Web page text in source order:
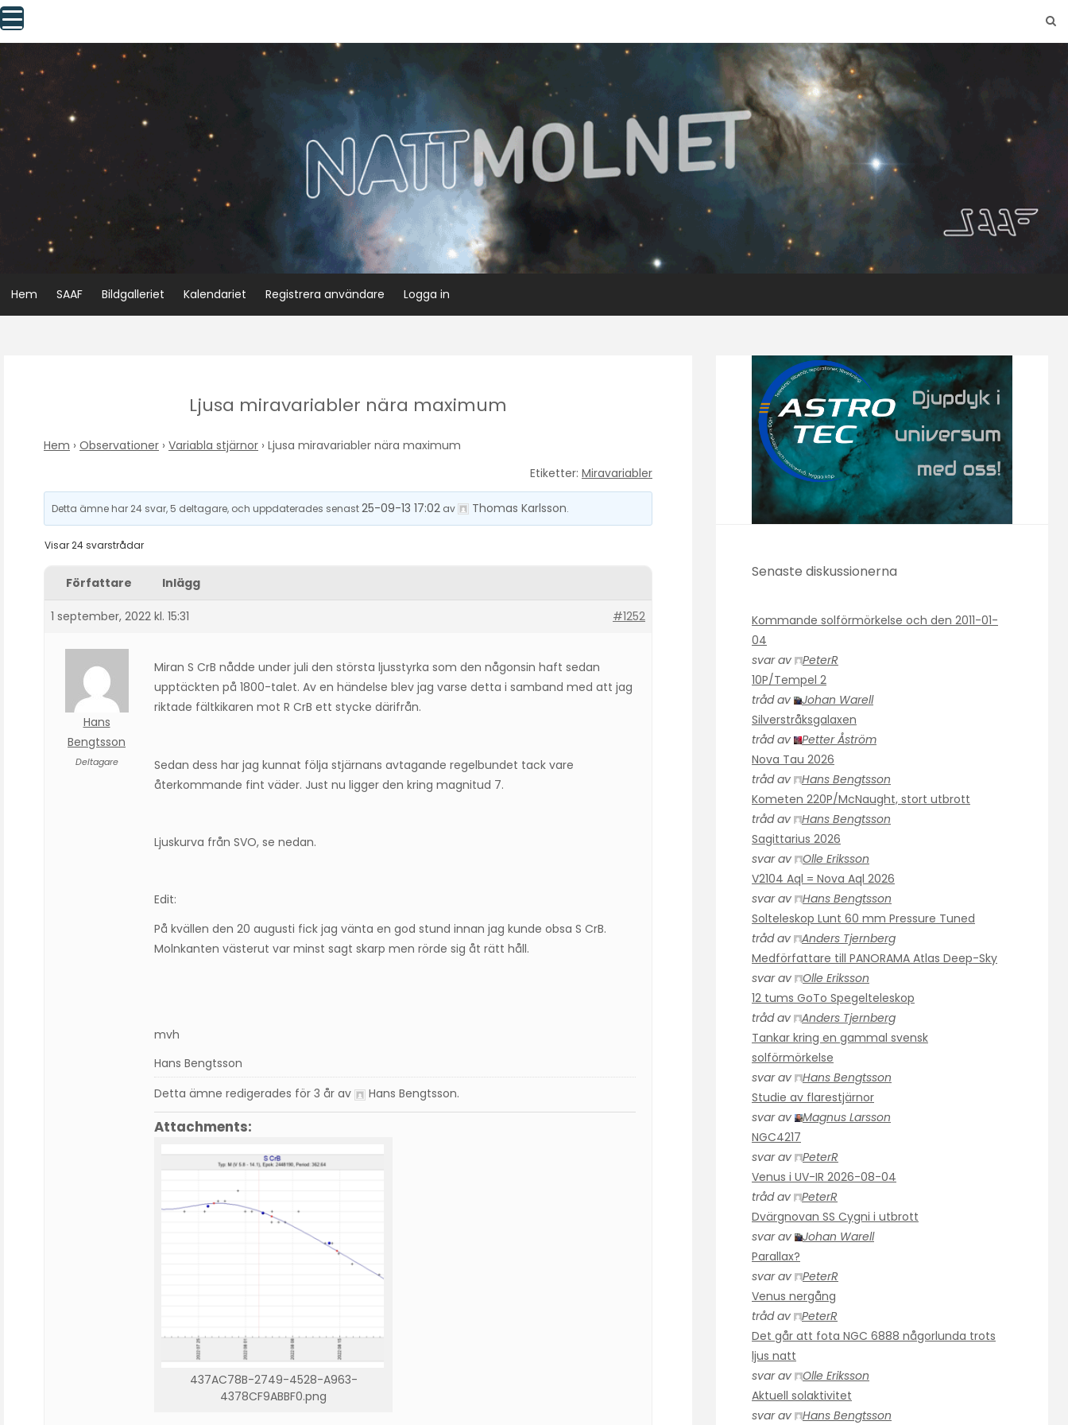
Skip
to
content
Hem SAAF Bildgalleriet Kalendariet Registrera användare Logga in
Ljusa miravariabler nära maximum
Hem › Observationer › Variabla stjärnor › Ljusa miravariabler nära maximum
Etiketter: Miravariabler
Detta ämne har 24 svar, 5 deltagare, och uppdaterades senast25-09-13 17:02 av Thomas Karlsson.
Visar 24 svarstrådar
Författare Inlägg
1 september, 2022 kl. 15:31 #1252
Hans
Bengtsson
Deltagare
Miran S CrB nådde under juli den största ljusstyrka som den någonsin haft sedan
upptäckten på 1800-talet. Av en händelse blev jag varse detta i samband med att jag
riktade fältkikaren mot R CrB ett stycke därifrån.
Sedan dess har jag kunnat följa stjärnans avtagande regelbundet tack vare
återkommande fint väder. Just nu ligger den kring magnitud 7.
Ljuskurva från SVO, se nedan.
Edit:
På kvällen den 20 augusti fick jag vänta en god stund innan jag kunde obsa S CrB.
Molnkanten västerut var minst sagt skarp men rörde sig åt rätt håll.
mvh
Hans Bengtsson
Detta ämne redigerades för 3 år av
Hans Bengtsson.
Attachments:
437AC78B-2749-4528-A963-
4378CF9ABBF0.png
Senaste diskussionerna
Kommande solförmörkelse och den 2011-01-
04
svar av
PeterR
10P/Tempel 2
tråd av
Johan Warell
Silverstråksgalaxen
tråd av
Petter Åström
Nova Tau 2026
tråd av
Hans Bengtsson
Kometen 220P/McNaught, stort utbrott
tråd av
Hans Bengtsson
Sagittarius 2026
svar av
Olle Eriksson
V2104 Aql = Nova Aql 2026
svar av
Hans Bengtsson
Solteleskop Lunt 60 mm Pressure Tuned
tråd av
Anders Tjernberg
Medförfattare till PANORAMA Atlas Deep-Sky
svar av
Olle Eriksson
12 tums GoTo Spegelteleskop
tråd av
Anders Tjernberg
Tankar kring en gammal svensk
solförmörkelse
svar av
Hans Bengtsson
Studie av flarestjärnor
svar av
Magnus Larsson
NGC4217
svar av
PeterR
Venus i UV-IR 2026-08-04
tråd av
PeterR
Dvärgnovan SS Cygni i utbrott
svar av
Johan Warell
Parallax?
svar av
PeterR
Venus nergång
tråd av
PeterR
Det går att fota NGC 6888 någorlunda trots
ljus natt
svar av
Olle Eriksson
Aktuell solaktivitet
svar av
Hans Bengtsson